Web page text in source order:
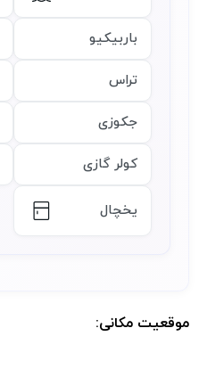
باربیکیو
تراس
جکوزی
کولر گازی
یخچال
موقعیت مکانی: